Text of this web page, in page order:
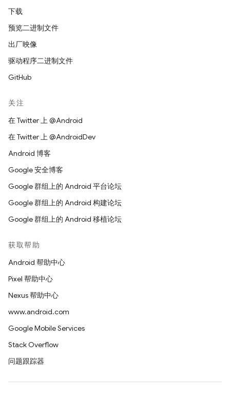
下载
预览二进制文件
出厂映像
驱动程序二进制文件
GitHub
关注
在 Twitter 上 @Android
在 Twitter 上 @AndroidDev
Android 博客
Google 安全博客
Google 群组上的 Android 平台论坛
Google 群组上的 Android 构建论坛
Google 群组上的 Android 移植论坛
获取帮助
Android 帮助中心
Pixel 帮助中心
Nexus 帮助中心
www.android.com
Google Mobile Services
Stack Overflow
问题跟踪器